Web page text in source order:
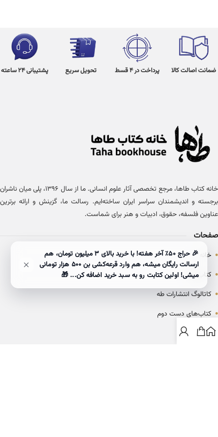
ضمانت اصالت کالا پرداخت در 4 قسط تحویل سریع پشتیبانی 24 ساعته
خانه کتاب طاها، مرجع تخصصی آثار علوم انسانی. ما از سال ۱۳۹۶، پلی میان ناشران
برجسته و اندیشمندان سراسر ایران ساخته‌ایم. رسالت ما، گزینش و ارائه برترین
عناوین فلسفه، حقوق، ادبیات و هنر برای شماست.
صفحات
• خانه
• کتاب‌ها
• کاتالوگ انتشارات طه
• کتاب‌های دست دوم
• بلاگ
🎉 حراج ۵۰٪ آخر هفته! با خرید بالای 3 میلیون تومان، هم
ارسالت رایگان میشه، هم وارد قرعه‌کشی بن ۵۰۰ هزار تومانی
میشی! اولین کتابت رو به سبد خرید اضافه کن... 🎁